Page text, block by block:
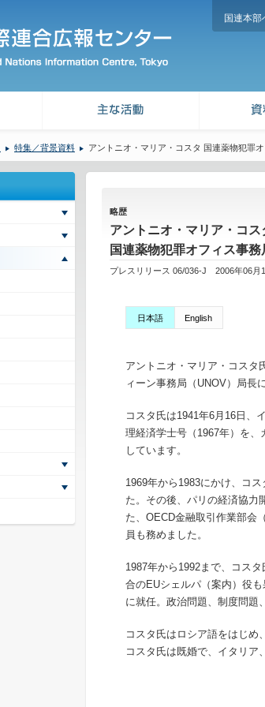
国連本部
特集／背景資料 アントニオ・マリア・コスタ 国連薬物犯罪
略歴
アントニオ・マリア・コス
国連薬物犯罪オフィス事
プレスリリース 06/036-J 2006年06月
日本語 English
アントニオ・マリア・コスタ
ィーン事務局（UNOV）局長
コスタ氏は1941年6月16日、
理経済学士号（1967年）を
しています。
1969年から1983にかけ、コ
た。その後、パリの経済協力
た、OECD金融取引作業部会
員も務めました。
1987年から1992まで、コス
合のEUシェルパ（案内）役
に就任。政治問題、制度問題
コスタ氏はロシア語をはじめ
コスタ氏は既婚で、イタリア